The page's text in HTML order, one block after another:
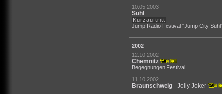
10.05.2003
Suhl
Kurzauftritt
Jump Radio Festival "Jump City
2002
12.10.2002
Chemnitz
Begegnungen Festival
11.10.2002
Braunschweig - Jolly Joker